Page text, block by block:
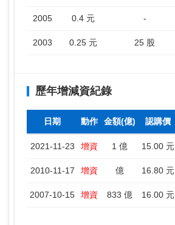
2005 0.4 元 -
2003 0.25 元 25 股
歷年增減資紀錄
日期 動作 金額(億) 認購價
2021-11-23 增資 1 億 15.00 元
2010-11-17 增資 億 16.80 元
2007-10-15 增資 833 億 16.00 元